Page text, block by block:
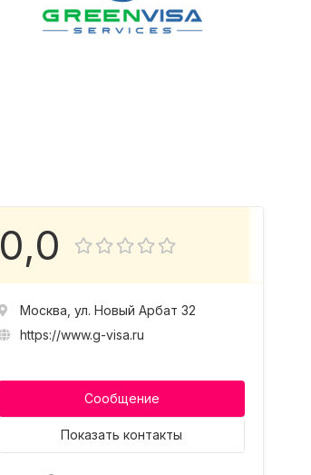
0,0
Москва, ул. Новый Арбат 32
https://www.g-visa.ru
Сообщение
Показать контакты